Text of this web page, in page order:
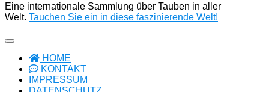
Eine internationale Sammlung über Tauben in aller
Welt. Tauchen Sie ein in diese faszinierende Welt!
HOME
KONTAKT
IMPRESSUM